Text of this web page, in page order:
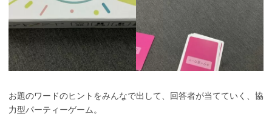
お題のワードのヒントをみんなで出して、回答者が当てていく、協
力型パーティーゲーム。